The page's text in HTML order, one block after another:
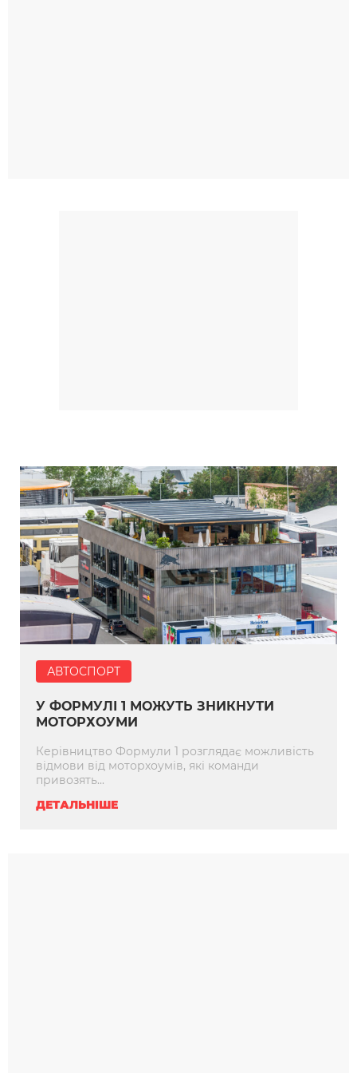
АВТОСПОРТ
У ФОРМУЛІ 1 МОЖУТЬ ЗНИКНУТИ
МОТОРХОУМИ
Керівництво Формули 1 розглядає можливість
відмови від моторхоумів, які команди
привозять...
ДЕТАЛЬНІШЕ